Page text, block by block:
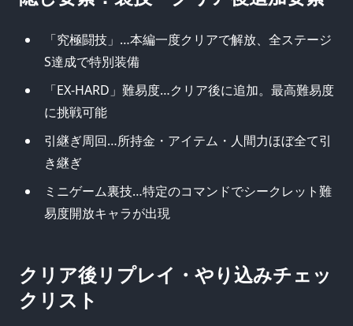
「究極闘技」…本編一度クリアで解放、全ステージ
S達成で特別装備
「EX-HARD」難易度…クリア後に追加。最高難易度
に挑戦可能
引継ぎ周回…所持金・アイテム・人間力ほぼ全て引
き継ぎ
ミニゲーム裏技…特定のコマンドでシークレット難
易度開放キャラが出現
クリア後リプレイ・やり込みチェッ
クリスト